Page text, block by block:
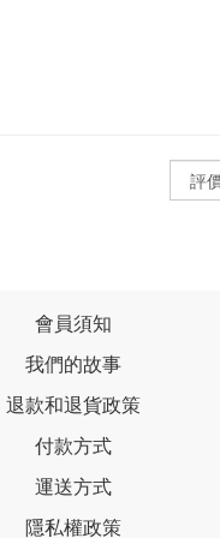
會員須知
我們的故事
退款和退貨政策
付款方式
運送方式
隱私權政策